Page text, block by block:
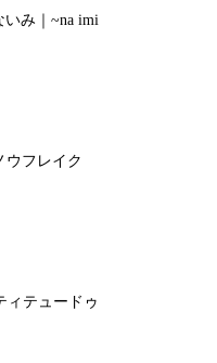
いみ｜~na imi
ウフレイク
ィテュードゥ